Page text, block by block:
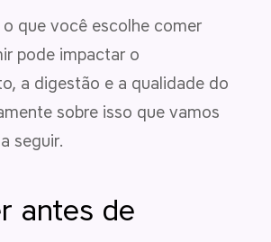
que você escolhe comer
pode impactar o
a digestão e a qualidade do
sobre isso que vamos
seguir.
antes de